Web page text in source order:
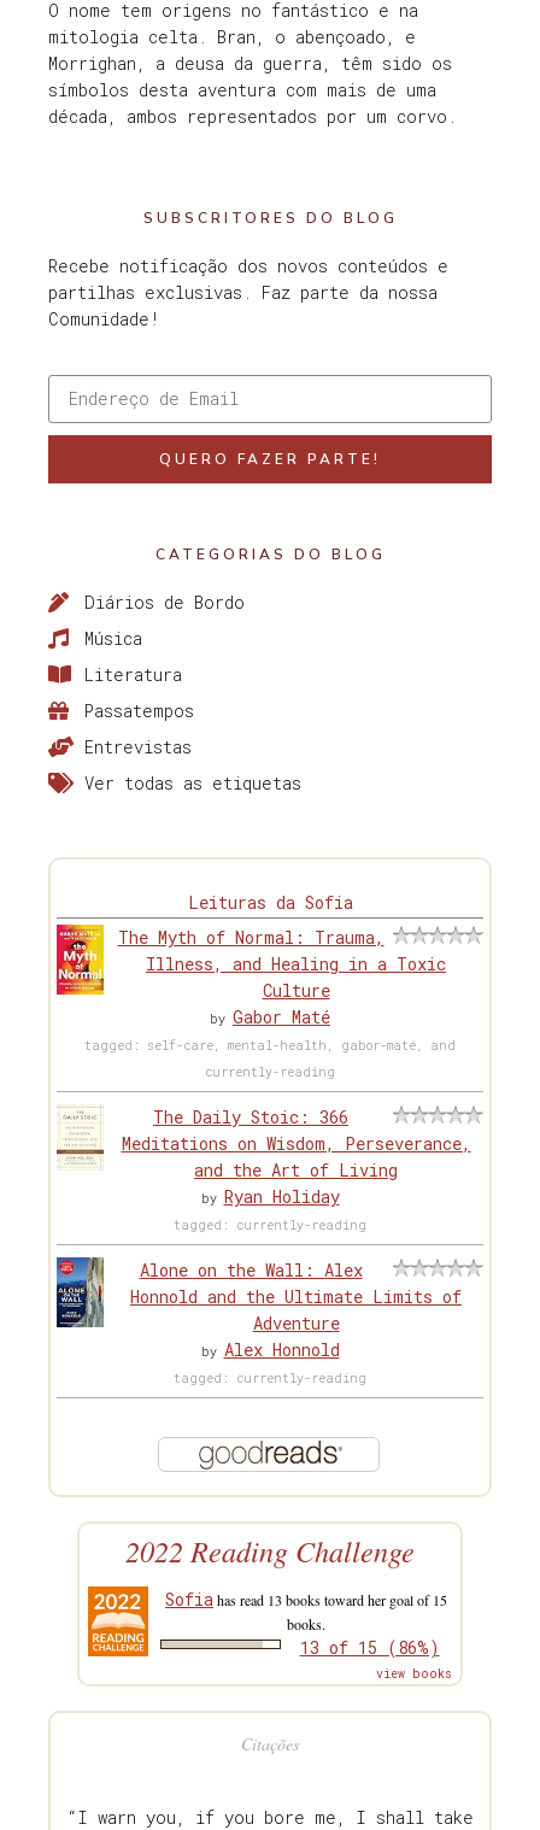
O nome tem origens no fantástico e na
mitologia celta. Bran, o abençoado, e
Morrighan, a deusa da guerra, têm sido os
símbolos desta aventura com mais de uma
década, ambos representados por um corvo.
SUBSCRITORES DO BLOG
Recebe notificação dos novos conteúdos e
partilhas exclusivas. Faz parte da nossa
Comunidade!
QUERO FAZER PARTE!
CATEGORIAS DO BLOG
Diários de Bordo
Música
Literatura
Passatempos
Entrevistas
Ver todas as etiquetas
Leituras da Sofia
The Myth of Normal: Trauma,
Illness, and Healing in a Toxic
Culture
by Gabor Maté
tagged: self-care, mental-health, gabor-maté, and
currently-reading
The Daily Stoic: 366
Meditations on Wisdom, Perseverance,
and the Art of Living
by Ryan Holiday
tagged: currently-reading
Alone on the Wall: Alex
Honnold and the Ultimate Limits of
Adventure
by Alex Honnold
tagged: currently-reading
2022 Reading Challenge
Sofia has read 13 books toward her goal of 15
books.
13 of 15 (86%)
view books
Citações
“I warn you, if you bore me, I shall take